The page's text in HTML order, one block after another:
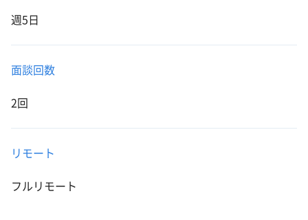
週5日
面談回数
2回
リモート
フルリモート